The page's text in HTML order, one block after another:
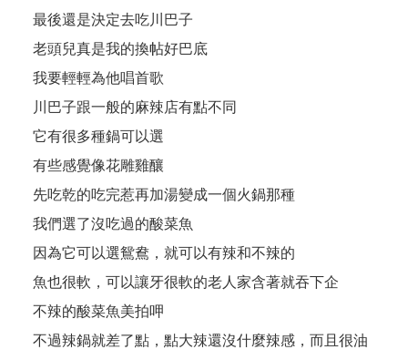
最後還是決定去吃川巴子
老頭兒真是我的換帖好巴底
我要輕輕為他唱首歌
川巴子跟一般的麻辣店有點不同
它有很多種鍋可以選
有些感覺像花雕雞釀
先吃乾的吃完惹再加湯變成一個火鍋那種
我們選了沒吃過的酸菜魚
因為它可以選鴛鴦，就可以有辣和不辣的
魚也很軟，可以讓牙很軟的老人家含著就吞下企
不辣的酸菜魚美拍呷
不過辣鍋就差了點，點大辣還沒什麼辣感，而且很油